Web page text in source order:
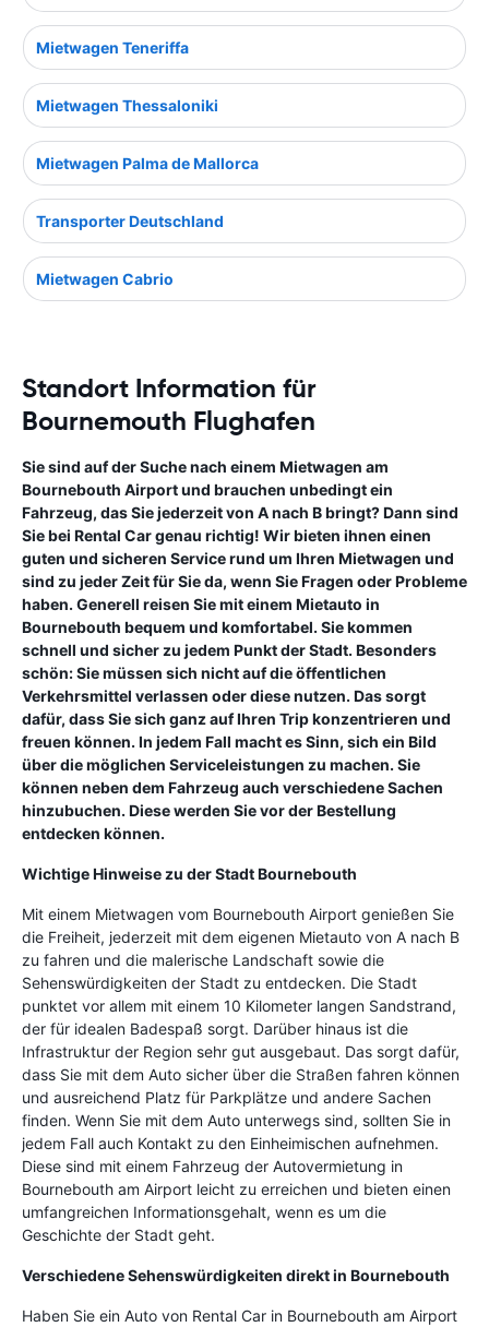
Mietwagen Teneriffa
Mietwagen Thessaloniki
Mietwagen Palma de Mallorca
Transporter Deutschland
Mietwagen Cabrio
Standort Information für
Bournemouth Flughafen
Sie sind auf der Suche nach einem Mietwagen am
Bournebouth Airport und brauchen unbedingt ein
Fahrzeug, das Sie jederzeit von A nach B bringt? Dann sind
Sie bei Rental Car genau richtig! Wir bieten ihnen einen
guten und sicheren Service rund um Ihren Mietwagen und
sind zu jeder Zeit für Sie da, wenn Sie Fragen oder Probleme
haben. Generell reisen Sie mit einem Mietauto in
Bournebouth bequem und komfortabel. Sie kommen
schnell und sicher zu jedem Punkt der Stadt. Besonders
schön: Sie müssen sich nicht auf die öffentlichen
Verkehrsmittel verlassen oder diese nutzen. Das sorgt
dafür, dass Sie sich ganz auf Ihren Trip konzentrieren und
freuen können. In jedem Fall macht es Sinn, sich ein Bild
über die möglichen Serviceleistungen zu machen. Sie
können neben dem Fahrzeug auch verschiedene Sachen
hinzubuchen. Diese werden Sie vor der Bestellung
entdecken können.
Wichtige Hinweise zu der Stadt Bournebouth
Mit einem Mietwagen vom Bournebouth Airport genießen Sie
die Freiheit, jederzeit mit dem eigenen Mietauto von A nach B
zu fahren und die malerische Landschaft sowie die
Sehenswürdigkeiten der Stadt zu entdecken. Die Stadt
punktet vor allem mit einem 10 Kilometer langen Sandstrand,
der für idealen Badespaß sorgt. Darüber hinaus ist die
Infrastruktur der Region sehr gut ausgebaut. Das sorgt dafür,
dass Sie mit dem Auto sicher über die Straßen fahren können
und ausreichend Platz für Parkplätze und andere Sachen
finden. Wenn Sie mit dem Auto unterwegs sind, sollten Sie in
jedem Fall auch Kontakt zu den Einheimischen aufnehmen.
Diese sind mit einem Fahrzeug der Autovermietung in
Bournebouth am Airport leicht zu erreichen und bieten einen
umfangreichen Informationsgehalt, wenn es um die
Geschichte der Stadt geht.
Verschiedene Sehenswürdigkeiten direkt in Bournebouth
Haben Sie ein Auto von Rental Car in Bournebouth am Airport